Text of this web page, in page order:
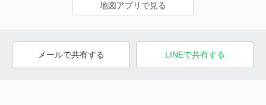
地図アプリで見る
メールで共有する LINEで共有する